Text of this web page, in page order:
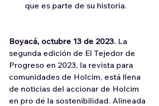
que es parte de su historia.
Boyacá, octubre 13 de 2023. La
segunda edición de El Tejedor de
Progreso en 2023, la revista para
comunidades de Holcim, está llena
de noticias del accionar de Holcim
en pro de la sostenibilidad. Alineada